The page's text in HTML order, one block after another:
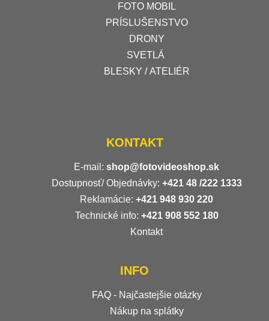
FOTO MOBIL
PRÍSLUŠENSTVO
DRONY
SVETLÁ
BLESKY / ATELIÉR
KONTAKT
E-mail: shop@fotovideoshop.sk
Dostupnosť/ Objednávky: +421 48 /222 1333
Reklamácie: +421 948 930 220
Technické info: +421 908 552 180
Kontakt
INFO
FAQ - Najčastejšie otázky
Nákup na splátky